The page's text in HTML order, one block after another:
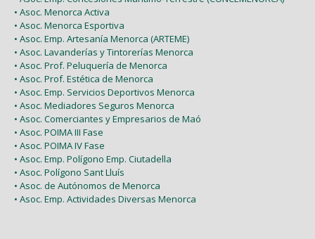
• Asoc. Menorca Activa
• Asoc. Menorca Esportiva
• Asoc. Emp. Artesanía Menorca (ARTEME)
• Asoc. Lavanderías y Tintorerías Menorca
• Asoc. Prof. Peluquería de Menorca
• Asoc. Prof. Estética de Menorca
• Asoc. Emp. Servicios Deportivos Menorca
• Asoc. Mediadores Seguros Menorca
• Asoc. Comerciantes y Empresarios de Maó
• Asoc. POIMA III Fase
• Asoc. POIMA IV Fase
• Asoc. Emp. Polígono Emp. Ciutadella
• Asoc. Polígono Sant Lluís
• Asoc. de Autónomos de Menorca
• Asoc. Emp. Actividades Diversas Menorca